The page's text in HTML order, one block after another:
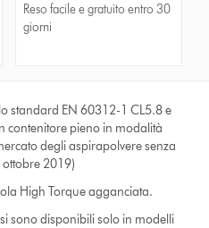
Reso facile e gratuito entro 30
giorni
standard EN 60312-1 CL5.8 e
contenitore pieno in modalità
degli aspirapolvere senza
2019)
High Torque agganciata.
sono disponibili solo in modelli